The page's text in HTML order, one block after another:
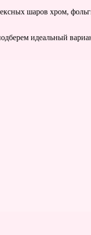
шаров хром,
идеальный